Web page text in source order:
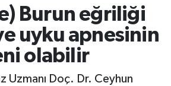
Burun eğriliği
uyku apnesinin
olabilir
Uzmanı Doç. Dr. Ceyhun
Komutanlığı
Durumu ve Fikstür